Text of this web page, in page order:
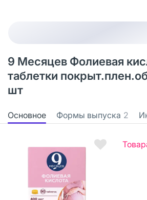
9 Месяцев Фолиевая
таблетки
шт
Основное Формы выпуска 2